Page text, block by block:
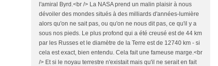
l'amiral Byrd.<br /> La NASA prend un malin plaisir à nous
dévoiler des mondes situés à des milliards d'années-lumière
alors qu'on ne sait pas, ou qu'on ne nous dit pas, ce qu'il y a
sous nos pieds. Le plus profond qui a été creusé est de 44 km
par les Russes et le diamètre de la Terre est de 12740 km - si
cela est exact, bien entendu. Cela fait une fameuse marge.<br
/> Et si le noyau terrestre n'existait mais qu'il ne serait en fait